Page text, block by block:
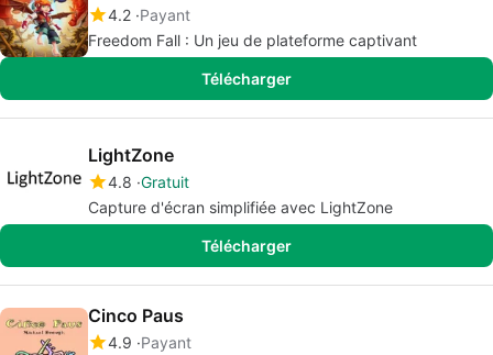
4.2 Payant
Freedom Fall : Un jeu de plateforme captivant
Télécharger
LightZone
4.8 Gratuit
Capture d'écran simplifiée avec LightZone
Télécharger
Cinco Paus
4.9 Payant